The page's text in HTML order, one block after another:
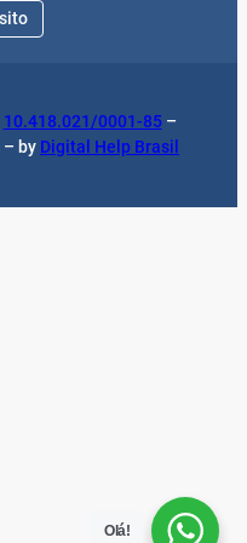
10.418.021/0001-85–
– by Digital Help Brasil
Olá!